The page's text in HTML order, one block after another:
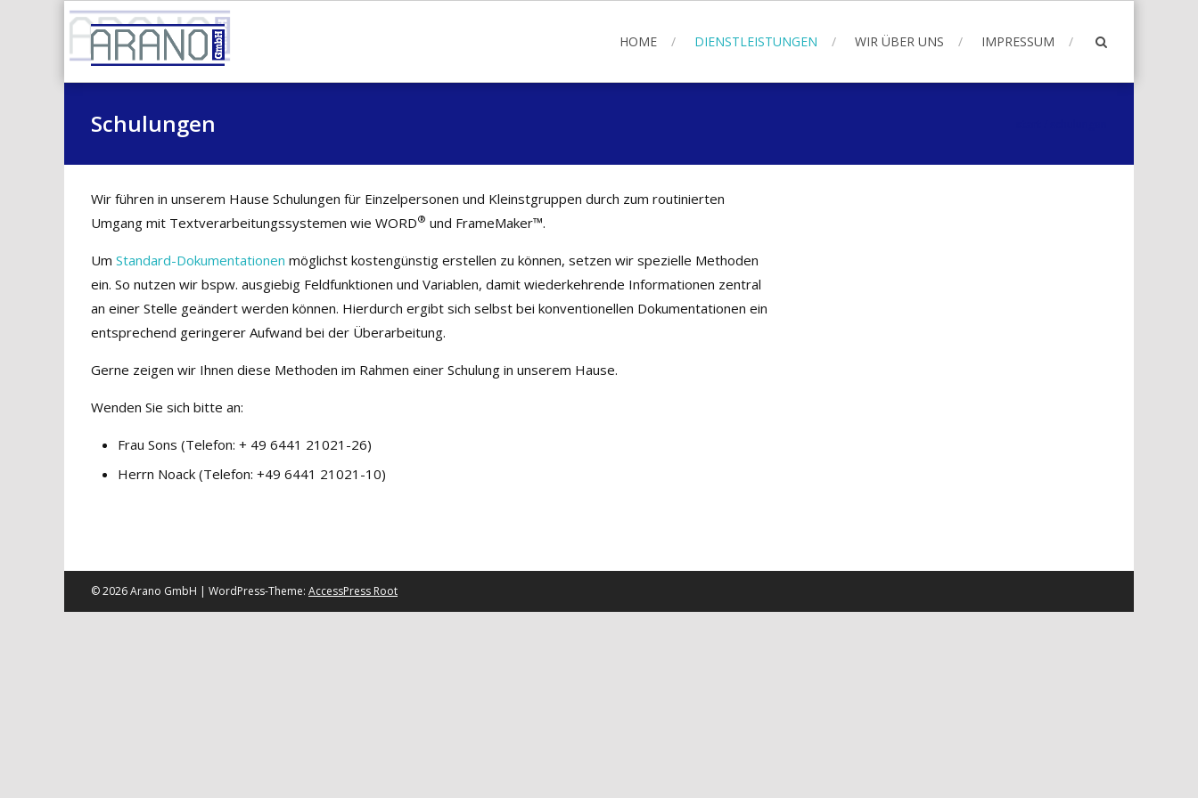
Skip
to
content
HOME DIENSTLEISTUNGEN WIR ÜBER UNS IMPRESSUM
Schulungen
Wir führen in unserem Hause Schulungen für Einzelpersonen und Kleinstgruppen durch zum routinierten
Umgang mit Textverarbeitungssystemen wie WORD® und FrameMaker™.
Um Standard-Dokumentationen möglichst kostengünstig erstellen zu können, setzen wir spezielle Methoden
ein. So nutzen wir bspw. ausgiebig Feldfunktionen und Variablen, damit wiederkehrende Informationen zentral
an einer Stelle geändert werden können. Hierdurch ergibt sich selbst bei konventionellen Dokumentationen ein
entsprechend geringerer Aufwand bei der Überarbeitung.
Gerne zeigen wir Ihnen diese Methoden im Rahmen einer Schulung in unserem Hause.
Wenden Sie sich bitte an:
Frau Sons (Telefon: + 49 6441 21021-26)
Herrn Noack (Telefon: +49 6441 21021-10)
© 2026 Arano GmbH | WordPress-Theme: AccessPress Root